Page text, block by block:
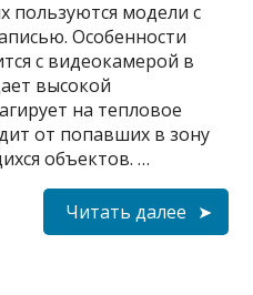
пользуются модели с
Особенности
с видеокамерой в
высокой
на тепловое
от попавших в зону
объектов. …
Читать далее